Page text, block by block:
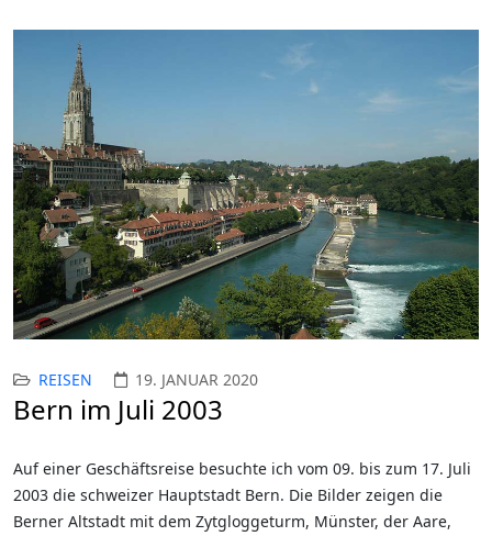
REISEN 19. JANUAR 2020
Bern im Juli 2003
Auf einer Geschäftsreise besuchte ich vom 09. bis zum 17. Juli
2003 die schweizer Hauptstadt Bern. Die Bilder zeigen die
Berner Altstadt mit dem Zytgloggeturm, Münster, der Aare,